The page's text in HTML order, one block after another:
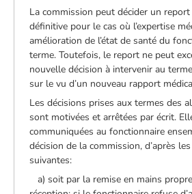
La commission peut décider un
définitive pour le cas où l’expertise
amélioration de l’état de santé du
terme. Toutefois, le report ne peut
nouvelle décision à intervenir au
sur le vu d’un nouveau rapport
Les décisions prises aux termes des
sont motivées et arrêtées par écrit.
communiquées au fonctionnaire
décision de la commission, d’après
suivantes:
a) soit par la remise en mains